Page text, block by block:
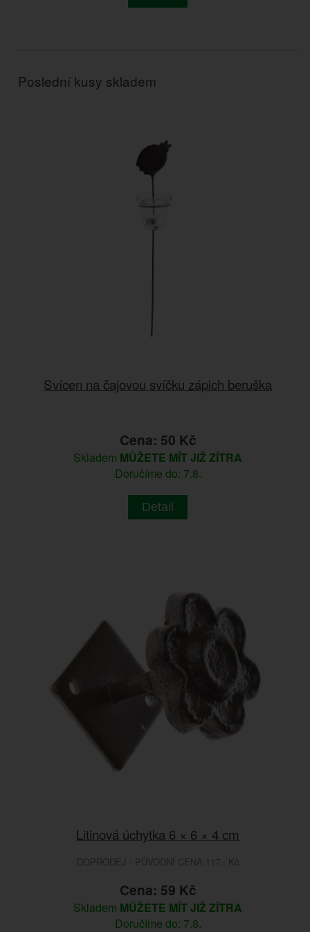
Poslední kusy skladem
Svícen na čajovou svíčku zápich beruška
Cena: 50 Kč
Skladem MŮŽETE MÍT JIŽ ZÍTRA
Doručíme do: 7.8.
Detail
Litinová úchytka 6 × 6 × 4 cm
DOPRODEJ - PŮVODNÍ CENA 117.- Kč
Cena: 59 Kč
Skladem MŮŽETE MÍT JIŽ ZÍTRA
Doručíme do: 7.8.